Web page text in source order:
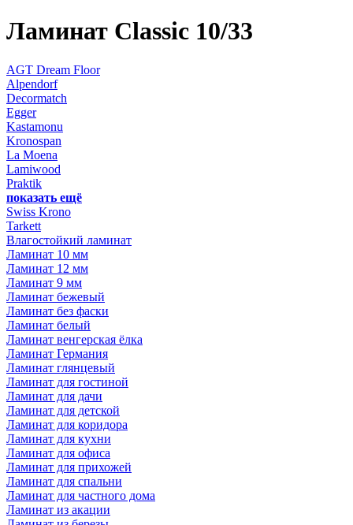
Ламинат Classic 10/33
AGT Dream Floor
Alpendorf
Decormatch
Egger
Kastamonu
Kronospan
La Moena
Lamiwood
Praktik
показать ещё
Swiss Krono
Tarkett
Влагостойкий ламинат
Ламинат 10 мм
Ламинат 12 мм
Ламинат 9 мм
Ламинат бежевый
Ламинат без фаски
Ламинат белый
Ламинат венгерская ёлка
Ламинат Германия
Ламинат глянцевый
Ламинат для гостиной
Ламинат для дачи
Ламинат для детской
Ламинат для коридора
Ламинат для кухни
Ламинат для офиса
Ламинат для прихожей
Ламинат для спальни
Ламинат для частного дома
Ламинат из акации